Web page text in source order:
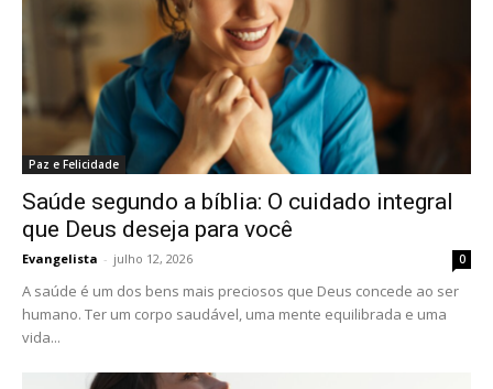
Paz e Felicidade
Saúde segundo a bíblia: O cuidado integral
que Deus deseja para você
Evangelista - julho 12, 2026 0
A saúde é um dos bens mais preciosos que Deus concede ao ser
humano. Ter um corpo saudável, uma mente equilibrada e uma
vida...